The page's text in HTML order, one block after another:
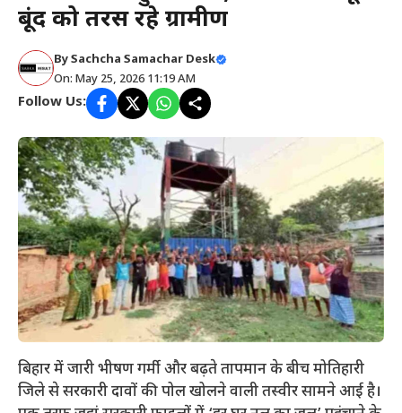
बूंद को तरस रहे ग्रामीण
BySachcha Samachar Desk
On: May 25, 2026 11:19 AM
Follow Us:
बिहार में जारी भीषण गर्मी और बढ़ते तापमान के बीच मोतिहारी
जिले से सरकारी दावों की पोल खोलने वाली तस्वीर सामने आई है।